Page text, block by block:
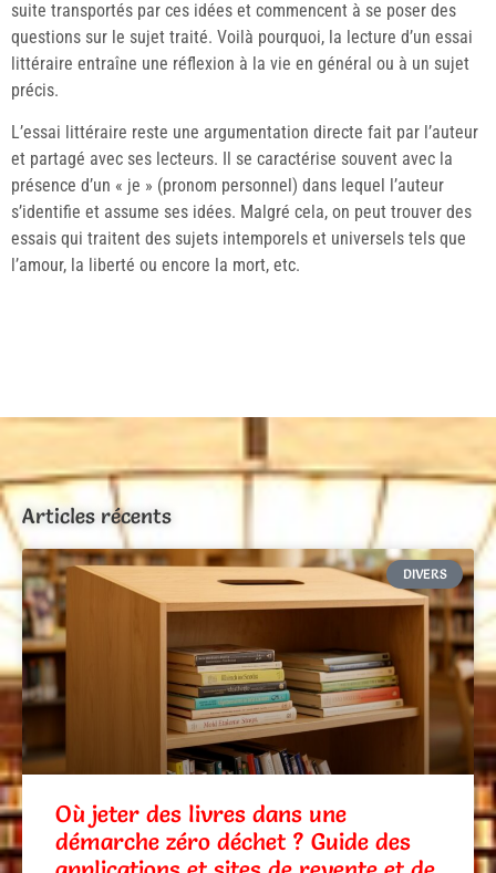
suite transportés par ces idées et commencent à se poser des
questions sur le sujet traité. Voilà pourquoi, la lecture d’un essai
littéraire entraîne une réflexion à la vie en général ou à un sujet
précis.
L’essai littéraire reste une argumentation directe fait par l’auteur
et partagé avec ses lecteurs. Il se caractérise souvent avec la
présence d’un « je » (pronom personnel) dans lequel l’auteur
s’identifie et assume ses idées. Malgré cela, on peut trouver des
essais qui traitent des sujets intemporels et universels tels que
l’amour, la liberté ou encore la mort, etc.
Articles récents
DIVERS
Où jeter des livres dans une
démarche zéro déchet ? Guide des